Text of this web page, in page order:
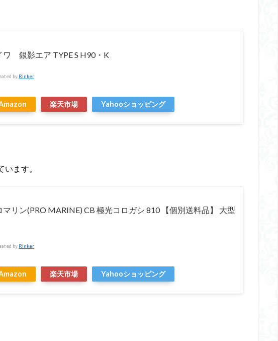
ワ 銀影エア TYPE S H90・K
by Rinker
楽天市場 Yahooショッピング
ます。
マリン(PRO MARINE) CB 極光コロガシ 810 【個別送料品】 大型
by Rinker
楽天市場 Yahooショッピング